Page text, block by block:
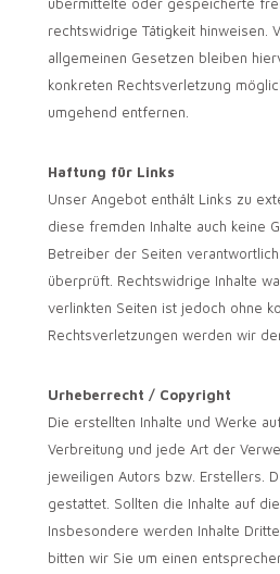
rechtswidrige Tätigkeit hinweisen.
allgemeinen Gesetzen bleiben
konkreten Rechtsverletzung
umgehend entfernen.
Haftung für Links
Unser Angebot enthält Links zu
diese fremden Inhalte auch keine
Betreiber der Seiten
überprüft. Rechtswidrige Inhalte
verlinkten Seiten ist jedoch ohne
Rechtsverletzungen werden wir
Urheberrecht / Copyright
Die erstellten Inhalte und Werke
Verbreitung und jede Art der
jeweiligen Autors bzw. Erstellers.
gestattet. Sollten die Inhalte auf
Insbesondere werden Inhalte
bitten wir Sie um einen